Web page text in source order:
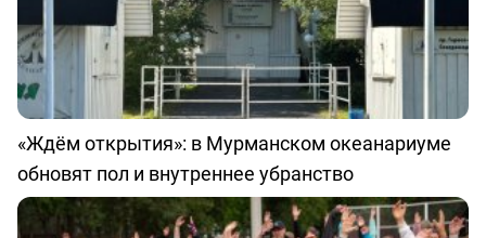
«Ждём открытия»: в Мурманском океанариуме
обновят пол и внутреннее убранство